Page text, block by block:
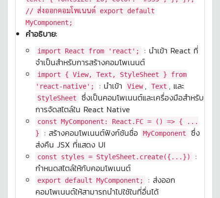
// ส่งออกคอมโพเนนต์
export
default
MyComponent ;
คำอธิบาย:
import React from 'react';
: นำเข้า React ที่
จำเป็นสำหรับการสร้างคอมโพเนนต์
import { View, Text, StyleSheet } from
'react-native';
: นำเข้า View , Text , และ
StyleSheet
ซึ่งเป็นคอมโพเนนต์และเครื่องมือสำหรับ
การจัดสไตล์ใน React Native
const MyComponent: React.FC = () => { ...
}
: สร้างคอมโพเนนต์ฟังก์ชันชื่อ MyComponent
ซึ่ง
ส่งคืน JSX ที่แสดง UI
const styles = StyleSheet.create({...})
:
กำหนดสไตล์ให้กับคอมโพเนนต์
export default MyComponent;
: ส่งออก
คอมโพเนนต์ให้สามารถนำไปใช้ในที่อื่นได้